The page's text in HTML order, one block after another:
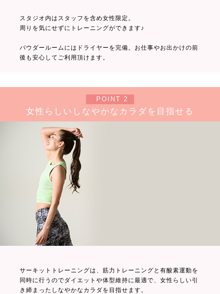
スタジオ内はスタッフを含め女性限定。
周りを気にせずにトレーニングができます♪
パウダールームにはドライヤーを完備。お仕事やお出かけの前
後も安心してご利用頂けます。
POINT 2
女性らしいしなやかなカラダを目指せる
サーキットトレーニングは、筋力トレーニングと有酸素運動を
同時に行うのでダイエットや体型維持に最適で、女性らしい引
き締まったしなやかなカラダを目指せます。